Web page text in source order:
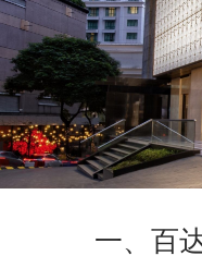
一、百